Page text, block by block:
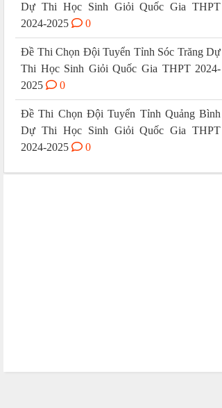
Dự Thi Học Sinh Giỏi Quốc Gia THPT
2024-2025
0
Đề Thi Chọn Đội Tuyển Tỉnh Sóc Trăng Dự
Thi Học Sinh Giỏi Quốc Gia THPT 2024-
2025
0
Đề Thi Chọn Đội Tuyển Tỉnh Quảng Bình
Dự Thi Học Sinh Giỏi Quốc Gia THPT
2024-2025
0